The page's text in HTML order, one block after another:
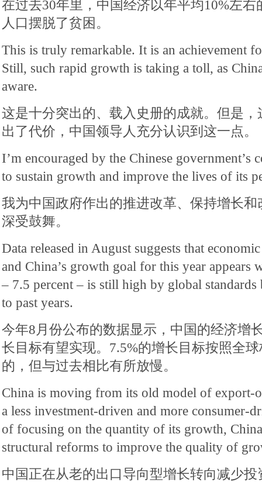
在过去30年里，中国经济以年平均10%左
人口摆脱了贫困。
This is truly remarkable. It is an achievement
Still, such rapid growth is taking a toll, as
aware.
这是十分突出的、载入史册的成就。但是
出了代价，中国领导人充分认识到这一点。
I’m encouraged by the Chinese government’s
to sustain growth and improve the lives of its
我为中国政府作出的推进改革、保持增长
深受鼓舞。
Data released in August suggests that
and China’s growth goal for this year appears
– 7.5 percent – is still high by global standards
to past years.
今年8月份公布的数据显示，中国的经济增
长目标有望实现。7.5%的增长目标按照全
的，但与过去相比有所放慢。
China is moving from its old model of export-
a less investment-driven and more consumer-
of focusing on the quantity of its growth,
structural reforms to improve the quality of
中国正在从老的出口导向型增长转向减少